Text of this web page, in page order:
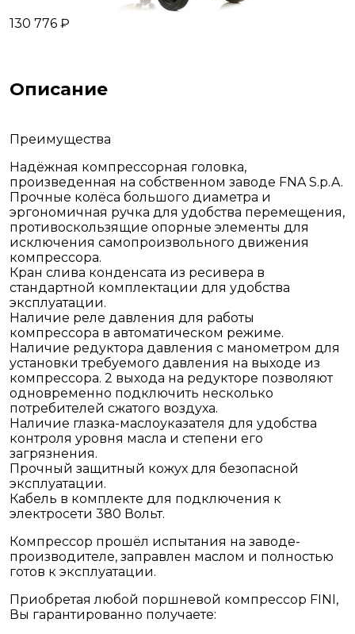
130 776 ₽
Описание
Преимущества
Надёжная компрессорная головка,
произведенная на собственном заводе FNA S.p.A.
Прочные колёса большого диаметра и
эргономичная ручка для удобства перемещения,
противоскользящие опорные элементы для
исключения самопроизвольного движения
компрессора.
Кран слива конденсата из ресивера в
стандартной комплектации для удобства
эксплуатации.
Наличие реле давления для работы
компрессора в автоматическом режиме.
Наличие редуктора давления с манометром для
установки требуемого давления на выходе из
компрессора. 2 выхода на редукторе позволяют
одновременно подключить несколько
потребителей сжатого воздуха.
Наличие глазка-маслоуказателя для удобства
контроля уровня масла и степени его
загрязнения.
Прочный защитный кожух для безопасной
эксплуатации.
Кабель в комплекте для подключения к
электросети 380 Вольт.
Компрессор прошёл испытания на заводе-
производителе, заправлен маслом и полностью
готов к эксплуатации.
Приобретая любой поршневой компрессор FINI,
Вы гарантированно получаете: